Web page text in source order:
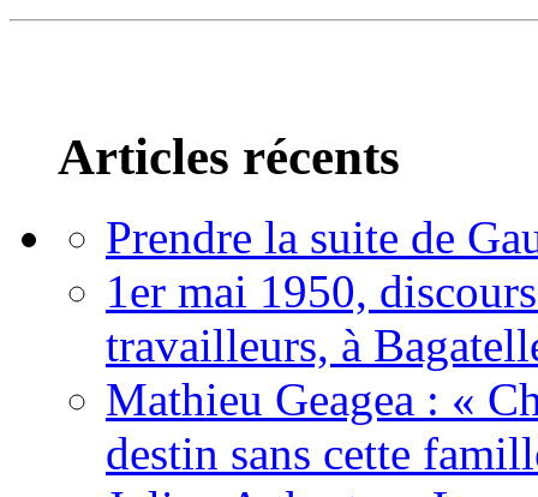
Articles récents
Prendre la suite de
1er mai 1950,
travailleurs, à
Mathieu Geagea : «
destin sans cette